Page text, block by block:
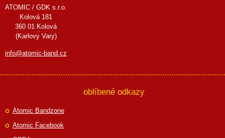
ATOMIC / GDK s.r.o.
Kolová 181
360 01 Kolová
(Karlovy Vary)
info@atomic-band.cz
oblíbené odkazy
Atomic Bandzone
Atomic Facebook